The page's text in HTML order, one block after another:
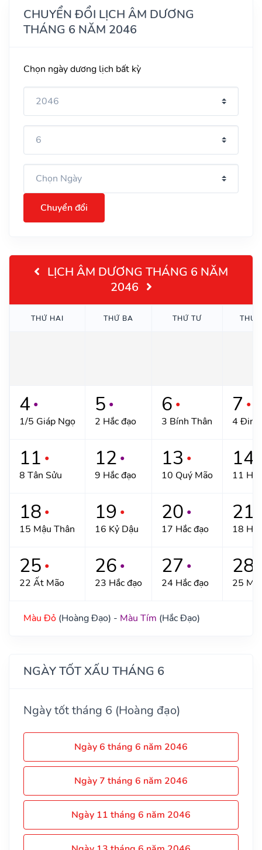
CHUYỂN ĐỔI LỊCH ÂM DƯƠNG
THÁNG 6 NĂM 2046
Chọn ngày dương lịch bất kỳ
Chuyển đổi
LỊCH ÂM DƯƠNG THÁNG 6 NĂM
2046
THỨ HAI THỨ BA THỨ TƯ THỨ
4 ●
1/5 Giáp Ngọ
5 ●
2 Hắc đạo
6 ●
3 Bính Thân
7 ●
4 Đinh
11 ●
8 Tân Sửu
12 ●
9 Hắc đạo
13 ●
10 Quý Mão
14
11
18 ●
15 Mậu Thân
19 ●
16 Kỷ Dậu
20 ●
17 Hắc đạo
21
18
25 ●
22 Ất Mão
26 ●
23 Hắc đạo
27 ●
24 Hắc đạo
28
25
Màu Đỏ (Hoàng Đạo) - Màu Tím (Hắc Đạo)
NGÀY TỐT XẤU THÁNG 6
Ngày tốt tháng 6 (Hoàng đạo)
Ngày 6 tháng 6 năm 2046
Ngày 7 tháng 6 năm 2046
Ngày 11 tháng 6 năm 2046